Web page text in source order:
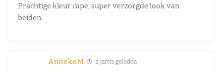
Prachtige kleur cape, super verzorgde look van
beiden.
AnnekeM 2 jaren geleden